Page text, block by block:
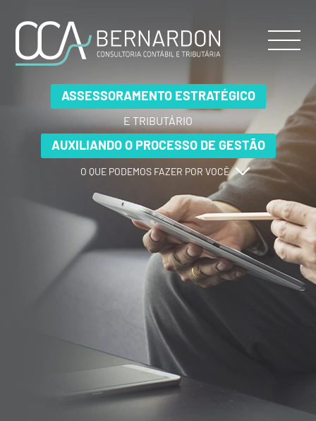
ASSESSORAMENTO ESTRATÉGICO
E TRIBUTÁRIO
AUXILIANDO O PROCESSO DE GESTÃO
O QUE PODEMOS FAZER POR VOCÊ
ASSESSORAMENTO ESTRATÉGICO
E TRIBUTÁRIO
AUXILIANDO O PROCESSO DE GESTÃO
O QUE PODEMOS FAZER POR VOCÊ
ASSESSORAMENTO ESTRATÉGICO
E TRIBUTÁRIO
AUXILIANDO O PROCESSO DE GESTÃO
O QUE PODEMOS FAZER POR VOCÊ